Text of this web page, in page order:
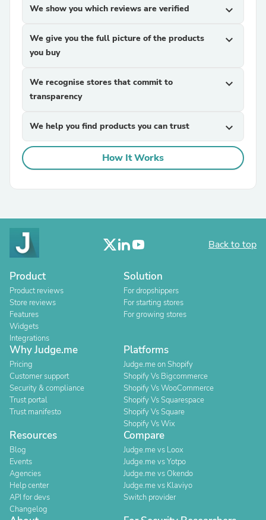
We show you which reviews are verified expand_more
We give you the full picture of the products
you buy
expand_more
We recognise stores that commit to
transparency
expand_more
We help you find products you can trust expand_more
How It Works
Back to top
Product
Product reviews
Store reviews
Features
Widgets
Integrations
Solution
For dropshippers
For starting stores
For growing stores
Why Judge.me
Pricing
Customer support
Security & compliance
Trust portal
Trust manifesto
Platforms
Judge.me on Shopify
Shopify Vs Bigcommerce
Shopify Vs WooCommerce
Shopify Vs Squarespace
Shopify Vs Square
Shopify Vs Wix
Resources
Blog
Events
Agencies
Help center
API for devs
Changelog
Compare
Judge.me vs Loox
Judge.me vs Yotpo
Judge.me vs Okendo
Judge.me vs Klaviyo
Switch provider